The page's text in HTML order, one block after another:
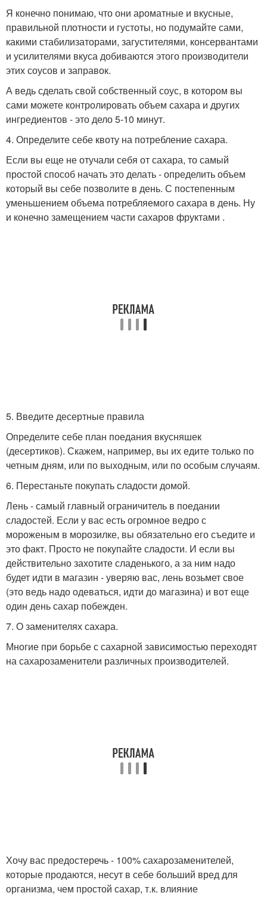
Я конечно понимаю, что они ароматные и вкусные,
правильной плотности и густоты, но подумайте сами,
какими стабилизаторами, загустителями, консервантами
и усилителями вкуса добиваются этого производители
этих соусов и заправок.
А ведь сделать свой собственный соус, в котором вы
сами можете контролировать объем сахара и других
ингредиентов - это дело 5-10 минут.
4. Определите себе квоту на потребление сахара.
Если вы еще не отучали себя от сахара, то самый
простой способ начать это делать - определить объем
который вы себе позволите в день. С постепенным
уменьшением объема потребляемого сахара в день. Ну
и конечно замещением части сахаров фруктами .
5. Введите десертные правила
Определите себе план поедания вкусняшек
(десертиков). Скажем, например, вы их едите только по
четным дням, или по выходным, или по особым случаям.
6. Перестаньте покупать сладости домой.
Лень - самый главный ограничитель в поедании
сладостей. Если у вас есть огромное ведро с
мороженым в морозилке, вы обязательно его съедите и
это факт. Просто не покупайте сладости. И если вы
действительно захотите сладенького, а за ним надо
будет идти в магазин - уверяю вас, лень возьмет свое
(это ведь надо одеваться, идти до магазина) и вот еще
один день сахар побежден.
7. О заменителях сахара.
Многие при борьбе с сахарной зависимостью переходят
на сахарозаменители различных производителей.
Хочу вас предостеречь - 100% сахарозаменителей,
которые продаются, несут в себе больший вред для
организма, чем простой сахар, т.к. влияние